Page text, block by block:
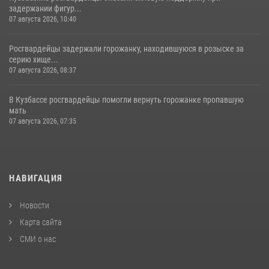
задержании фигур...
07 августа 2026, 10:40
Росгвардейцы задержали горожанку, находившуюся в розыске за
серию хище...
07 августа 2026, 08:37
В Кузбассе росгвардейцы помогли вернуть горожанке пропавшую
мать
07 августа 2026, 07:35
НАВИГАЦИЯ
Новости
Карта сайта
СМИ о нас